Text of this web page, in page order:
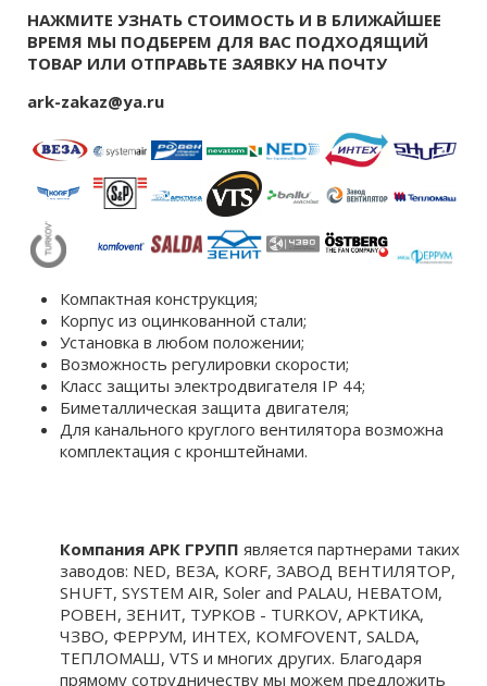
НАЖМИТЕ УЗНАТЬ СТОИМОСТЬ И В БЛИЖАЙШЕЕ
ВРЕМЯ МЫ ПОДБЕРЕМ ДЛЯ ВАС ПОДХОДЯЩИЙ
ТОВАР ИЛИ ОТПРАВЬТЕ ЗАЯВКУ НА ПОЧТУ
ark-zakaz@ya.ru
Компактная конструкция;
Корпус из оцинкованной стали;
Установка в любом положении;
Возможность регулировки скорости;
Класс защиты электродвигателя IP 44;
Биметаллическая защита двигателя;
Для канального круглого вентилятора возможна
комплектация c кронштейнами.
Компания АРК ГРУПП является партнерами таких
заводов: NED, ВЕЗА, KORF, ЗАВОД ВЕНТИЛЯТОР,
SHUFT, SYSTEM AIR, Soler and PALAU, НЕВАТОМ,
РОВЕН, ЗЕНИТ, ТУРКОВ - TURKOV, АРКТИКА,
ЧЗВО, ФЕРРУМ, ИНТЕХ, KOMFOVENT, SALDA,
ТЕПЛОМАШ, VTS и многих других. Благодаря
прямому сотрудничеству мы можем предложить